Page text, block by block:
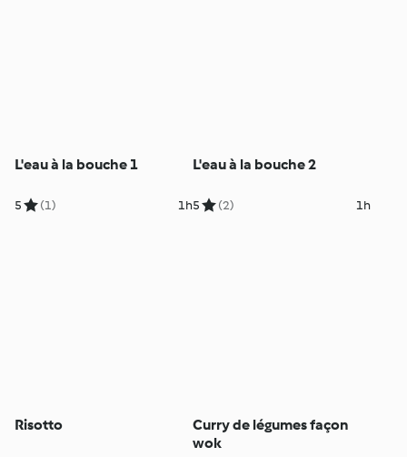
L'eau à la bouche 1
5 (1) 1h
L'eau à la bouche 2
5 (2) 1h
Risotto
Curry de légumes façon
wok